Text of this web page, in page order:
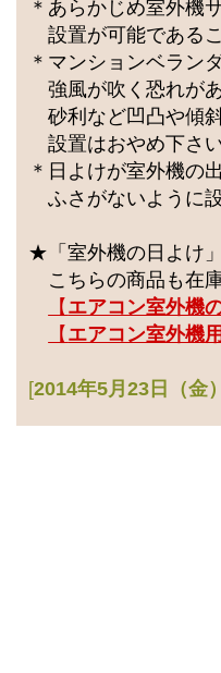
＊あらかじめ室外機
設置が可能である
＊マンションベラン
強風が吹く恐れが
砂利など凹凸や傾
設置はおやめ下さ
＊日よけが室外機の
ふさがないように
★「室外機の日よけ
こちらの商品も在
【 エアコン室外機
【 エアコン室外機
[2014年5月23日（金